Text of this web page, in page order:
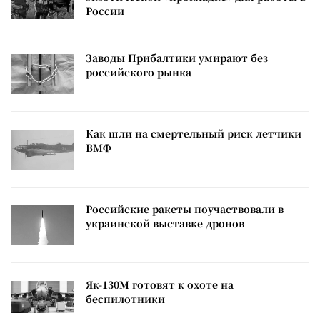
России
Заводы Прибалтики умирают без
российского рынка
Как шли на смертельный риск летчики
ВМФ
Российские ракеты поучаствовали в
украинской выставке дронов
Як-130М готовят к охоте на
беспилотники